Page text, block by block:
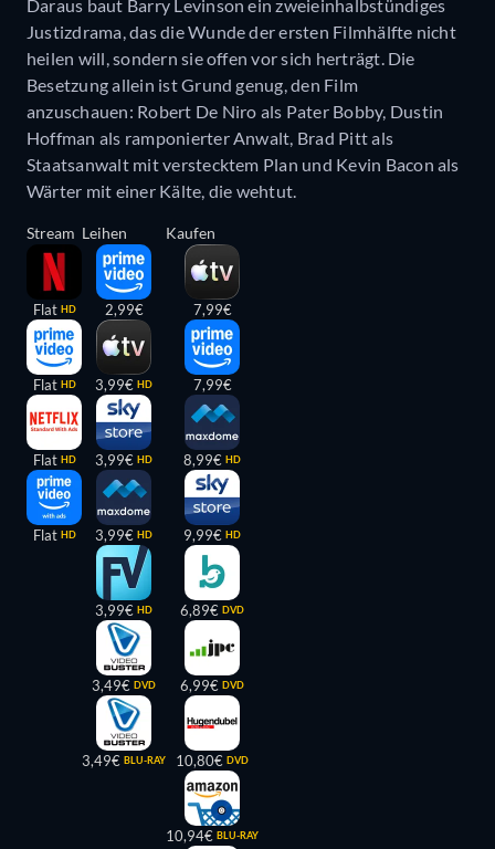
Daraus baut Barry Levinson ein zweieinhalbstündiges
Justizdrama, das die Wunde der ersten Filmhälfte nicht
heilen will, sondern sie offen vor sich herträgt. Die
Besetzung allein ist Grund genug, den Film
anzuschauen: Robert De Niro als Pater Bobby, Dustin
Hoffman als ramponierter Anwalt, Brad Pitt als
Staatsanwalt mit verstecktem Plan und Kevin Bacon als
Wärter mit einer Kälte, die wehtut.
Stream
Flat HD
Flat HD
Flat HD
Flat HD
Leihen
2,99€
3,99€ HD
3,99€ HD
3,99€ HD
3,99€ HD
3,49€ DVD
3,49€ BLU-RAY
Kaufen
7,99€
7,99€
8,99€ HD
9,99€ HD
6,89€ DVD
6,99€ DVD
10,80€ DVD
10,94€ BLU-RAY